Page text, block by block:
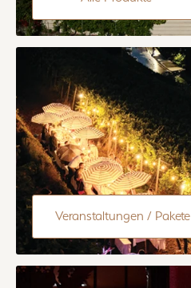
Veranstaltungen / Pakete